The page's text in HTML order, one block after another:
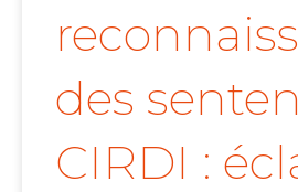
des
CIRDI :